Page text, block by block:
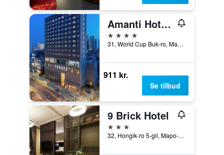
Amanti Hotel Seoul Hongdae
4 stjerner
31, World Cup Buk-ro, Mapo-gu, Seoul, Sydkorea
911 kr.
Se tilbud
9 Brick Hotel
3 stjerner
32, Hongik-ro 5-gil, Mapo-gu, Seoul, Sydkorea